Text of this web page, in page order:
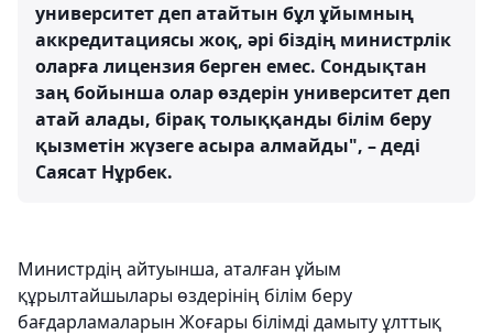
университет деп атайтын бұл ұйымның
аккредитациясы жоқ, әрі біздің министрлік
оларға лицензия берген емес. Сондықтан
заң бойынша олар өздерін университет деп
атай алады, бірақ толыққанды білім беру
қызметін жүзеге асыра алмайды", – деді
Саясат Нұрбек.
Министрдің айтуынша, аталған ұйым
құрылтайшылары өздерінің білім беру
бағдарламаларын Жоғары білімді дамыту ұлттық